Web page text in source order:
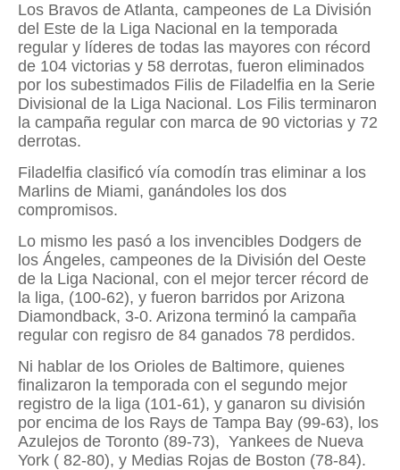
Los Bravos de Atlanta, campeones de La División
del Este de la Liga Nacional en la temporada
regular y líderes de todas las mayores con récord
de 104 victorias y 58 derrotas, fueron eliminados
por los subestimados Filis de Filadelfia en la Serie
Divisional de la Liga Nacional. Los Filis terminaron
la campaña regular con marca de 90 victorias y 72
derrotas.
Filadelfia clasificó vía comodín tras eliminar a los
Marlins de Miami, ganándoles los dos
compromisos.
Lo mismo les pasó a los invencibles Dodgers de
los Ángeles, campeones de la División del Oeste
de la Liga Nacional, con el mejor tercer récord de
la liga, (100-62), y fueron barridos por Arizona
Diamondback, 3-0. Arizona terminó la campaña
regular con regisro de 84 ganados 78 perdidos.
Ni hablar de los Orioles de Baltimore, quienes
finalizaron la temporada con el segundo mejor
registro de la liga (101-61), y ganaron su división
por encima de los Rays de Tampa Bay (99-63), los
Azulejos de Toronto (89-73), Yankees de Nueva
York ( 82-80), y Medias Rojas de Boston (78-84).